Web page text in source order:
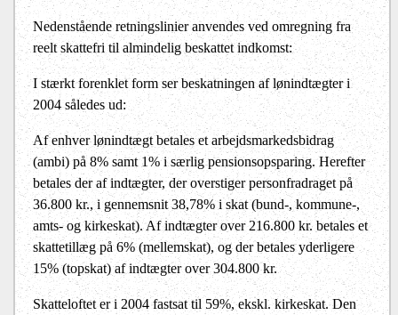
Nedenstående retningslinier anvendes ved omregning fra
reelt skattefri til almindelig beskattet indkomst:
I stærkt forenklet form ser beskatningen af lønindtægter i
2004 således ud:
Af enhver lønindtægt betales et arbejdsmarkedsbidrag
(ambi) på 8% samt 1% i særlig pensionsopsparing. Herefter
betales der af indtægter, der overstiger personfradraget på
36.800 kr., i gennemsnit 38,78% i skat (bund-, kommune-,
amts- og kirkeskat). Af indtægter over 216.800 kr. betales et
skattetillæg på 6% (mellemskat), og der betales yderligere
15% (topskat) af indtægter over 304.800 kr.
Skatteloftet er i 2004 fastsat til 59%, ekskl. kirkeskat. Den